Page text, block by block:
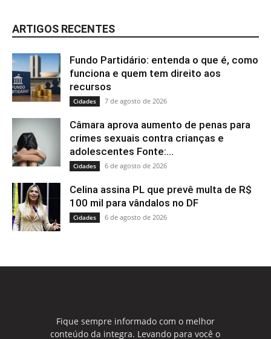
ARTIGOS RECENTES
Fundo Partidário: entenda o que é, como
funciona e quem tem direito aos
recursos
Cidades 7 de agosto de 2026
Câmara aprova aumento de penas para
crimes sexuais contra crianças e
adolescentes Fonte:...
Cidades 6 de agosto de 2026
Celina assina PL que prevê multa de R$
100 mil para vândalos no DF
Cidades 6 de agosto de 2026
Fique sempre informado com o melhor
conteúdo da integra. Levando para você o